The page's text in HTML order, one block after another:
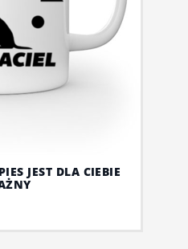
JEST DLA CIEBIE